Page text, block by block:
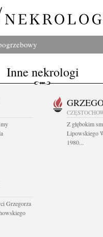
Inne nekrologi
Z głębokim
Lipowskiego
1980...
Grzegorza